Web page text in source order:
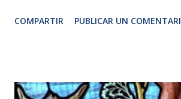
Porque estoy convencido de que ni la
Dios, que está en Cristo Jesús, Señor
COMPARTIR PUBLICAR UN